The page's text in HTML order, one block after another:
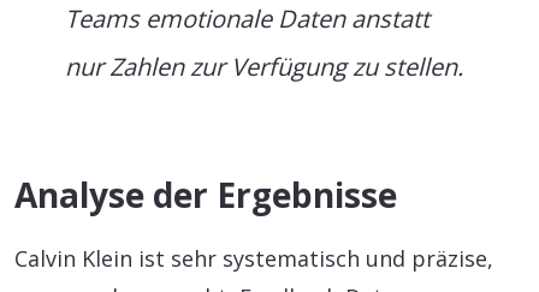
Teams emotionale Daten anstatt
nur Zahlen zur Verfügung zu stellen.
Analyse der Ergebnisse
Calvin Klein ist sehr systematisch und präzise,